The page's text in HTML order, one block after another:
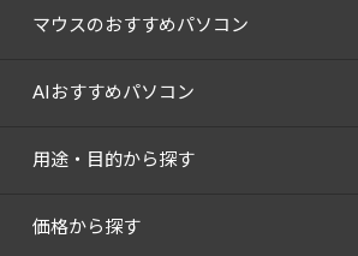
マウスのおすすめパソコン
AIおすすめパソコン
用途・目的から探す
価格から探す